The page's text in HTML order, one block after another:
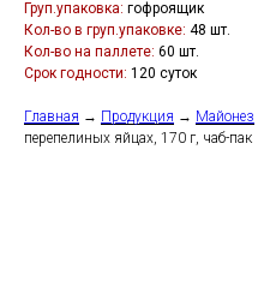
Груп.упаковка: гофроящик
Кол-во в груп.упаковке: 48 шт.
Кол-во на паллете: 60 шт.
Срок годности: 120 суток
Главная → Продукция → Майонез
перепелиных яйцах, 170 г, чаб-пак